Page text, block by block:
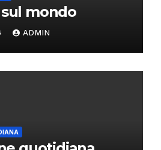
mondo
ADMIN